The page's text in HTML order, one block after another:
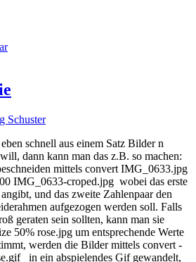
Schuster
schnell aus einem Satz Bilder n
dann kann man das z.B. so machen:
mittels convert IMG_0633.jpg
IMG_0633-croped.jpg wobei das erste
und das zweite Zahlenpaar den
aufgezogen werden soll. Falls
geraten sein sollten, kann man sie
50% rose.jpg um entsprechende Werte
werden die Bilder mittels convert -
in ein abspielendes Gif gewandelt,